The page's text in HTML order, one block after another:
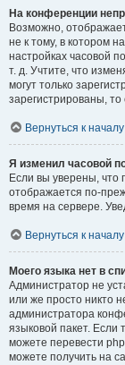
На конференции
Возможно,
не к тому, в котором
настройках часовой
т. д. Учтите, что
могут только
зарегистрированы,
Вернуться к началу
Я изменил часовой
Если вы уверены, что
отображается по-
время на сервере.
Вернуться к началу
Моего языка нет в
Администратор не
или же просто никто
администратора
языковой пакет. Если
можете перевести
можете получить на